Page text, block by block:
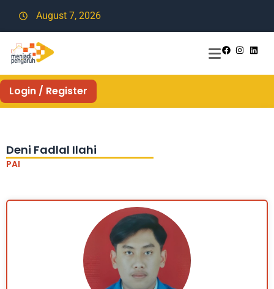
August 7, 2026
Login / Register
Deni Fadlal Ilahi
PAI